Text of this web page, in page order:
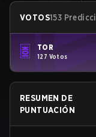
VOTOS153
TOR
127 Votos
RESUMEN DE
PUNTUACIÓN